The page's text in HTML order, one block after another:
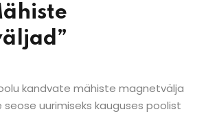
kandvate mähiste magnetvälja
uurimiseks kauguses poolist